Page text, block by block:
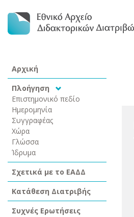
Αρχική
Πλοήγηση
Επιστημονικό πεδίο
Ημερομηνία
Συγγραφέας
Χώρα
Γλώσσα
Ίδρυμα
Σχετικά με το ΕΑΔΔ
Κατάθεση Διατριβής
Συχνές Ερωτήσεις